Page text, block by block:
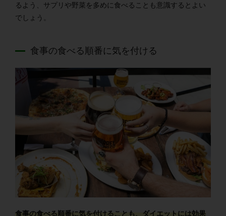
るよう、サプリや野菜を多めに食べることも意識するとよい
でしょう。
食事の食べる順番に気を付ける
食事の食べる順番に気を付けることも、ダイエットには効果